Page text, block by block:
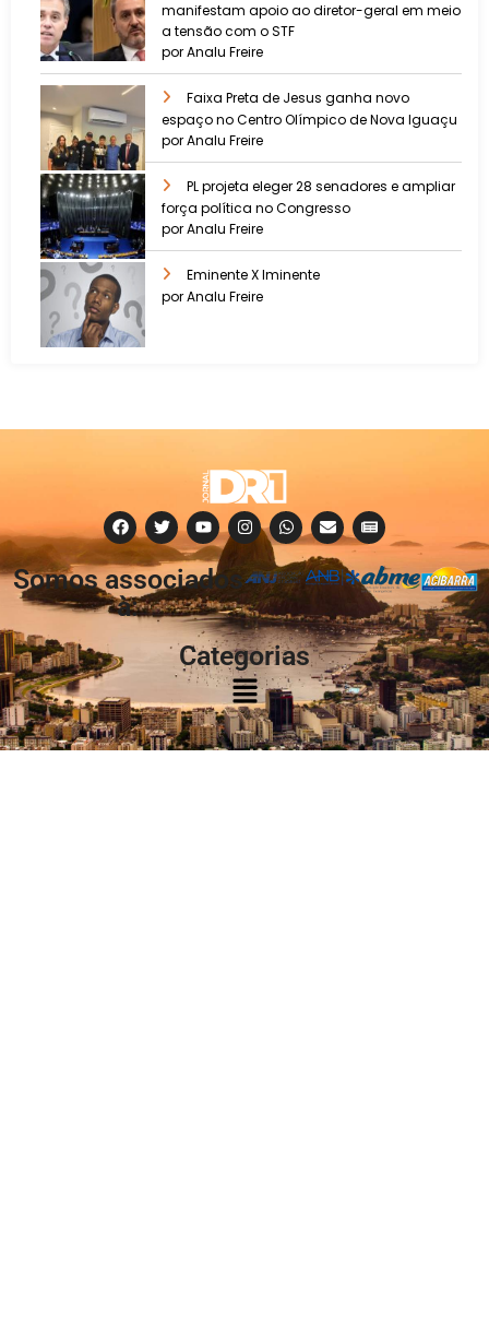
manifestam apoio ao diretor-geral em meio
a tensão com o STF
por Analu Freire
Faixa Preta de Jesus ganha novo
espaço no Centro Olímpico de Nova Iguaçu
por Analu Freire
PL projeta eleger 28 senadores e ampliar
força política no Congresso
por Analu Freire
Eminente X Iminente
por Analu Freire
Somos associados
à:
Categorias